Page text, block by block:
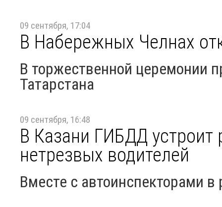
09 сентября, 17:04
В Набережных Челнах
В торжественной церемонии
Татарстана
09 сентября, 16:48
В Казани ГИБДД
нетрезвых водителей
Вместе с автоинспекторами